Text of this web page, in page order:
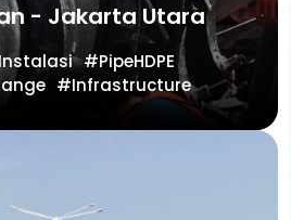
- Jakarta Utara
Instalasi
PipeHDPE
Infrastructure